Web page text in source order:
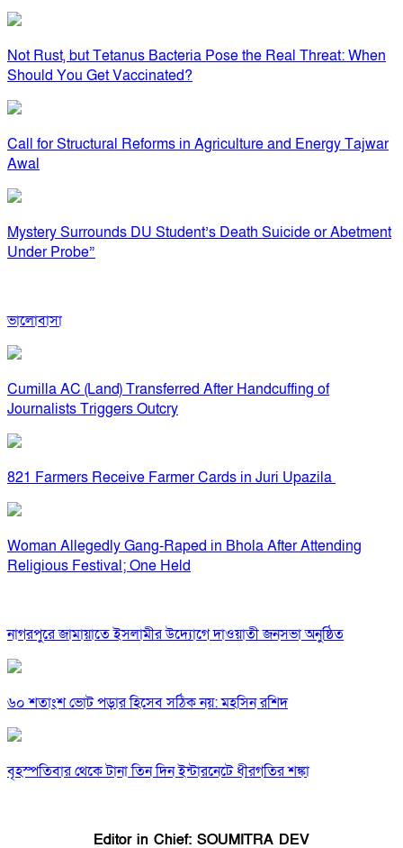
Not Rust, but Tetanus Bacteria Pose the Real Threat: When
Should You Get Vaccinated?
Call for Structural Reforms in Agriculture and Energy Tajwar
Awal
Mystery Surrounds DU Student’s Death Suicide or Abetment
Under Probe”
ভালোবাসা
Cumilla AC (Land) Transferred After Handcuffing of
Journalists Triggers Outcry
821 Farmers Receive Farmer Cards in Juri Upazila
Woman Allegedly Gang-Raped in Bhola After Attending
Religious Festival; One Held
নাগরপুরে জামায়াতে ইসলামীর উদ্যোগে দাওয়াতী জনসভা অনুষ্ঠিত
৬০ শতাংশ ভোট পড়ার হিসেব সঠিক নয়: মহসিন রশিদ
বৃহস্পতিবার থেকে টানা তিন দিন ইন্টারনেটে ধীরগতির শঙ্কা
Editor in Chief: SOUMITRA DEV